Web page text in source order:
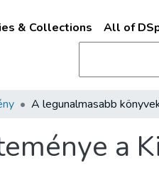
& Collections All of
a